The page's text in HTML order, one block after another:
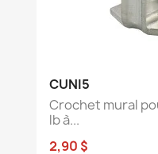
CUNI5
Crochet mural
lb à...
2,90 $